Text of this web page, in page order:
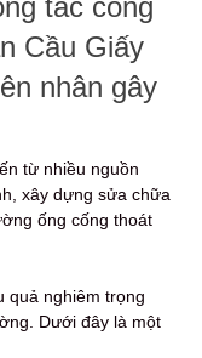
Cầu Giấy
nhân gây
từ nhiều nguồn
xây dựng sửa chữa
ống cống thoát
quả nghiêm trọng
Dưới đây là một